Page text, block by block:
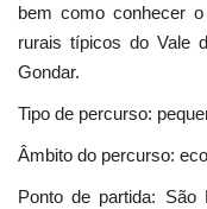
bem como conhecer
rurais típicos do Vale
Gondar.
Tipo de percurso:
Âmbito do percurso:
Ponto de partida: São